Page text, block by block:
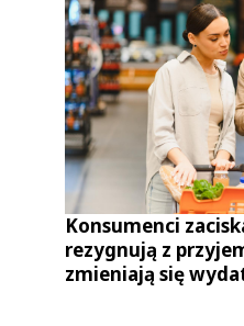
Konsumenci
rezygnują z
zmieniają się